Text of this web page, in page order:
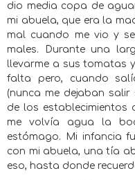
dio media copa de
mi abuela, que era la
mal cuando me vio y
males. Durante una
llevarme a sus tomatas
falta pero, cuando
(nunca me dejaban
de los establecimientos
me volvía agua la
estómago. Mi infancia
con mi abuela, una tía
eso, hasta donde